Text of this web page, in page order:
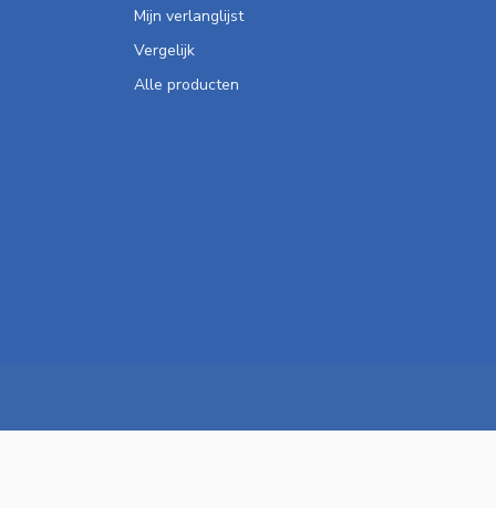
Mijn verlanglijst
Vergelijk
Alle producten